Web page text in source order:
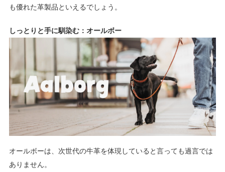
も優れた革製品といえるでしょう。
しっとりと手に馴染む：オールボー
オールボーは、次世代の牛革を体現していると言っても過言では
ありません。